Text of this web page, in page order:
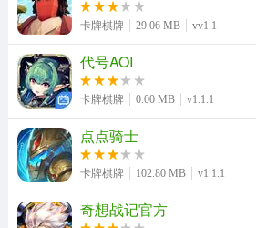
卡牌棋牌 29.06 MB vv1.1
代号AOI
卡牌棋牌 0.00 MB v1.1.1
点点骑士
卡牌棋牌 102.80 MB v1.1.1
奇想战记官方